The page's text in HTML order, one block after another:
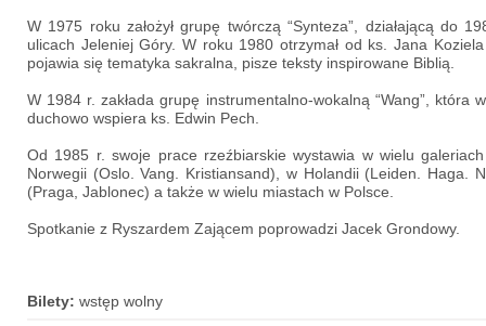
W 1975 roku założył grupę twórczą “Synteza”, działającą do
ulicach Jeleniej Góry. W roku 1980 otrzymał od ks. Jana
pojawia się tematyka sakralna, pisze teksty inspirowane Biblią.
W 1984 r. zakłada grupę instrumentalno-wokalną “Wang”,
duchowo wspiera ks. Edwin Pech.
Od 1985 r. swoje prace rzeźbiarskie wystawia w wielu
Norwegii (Oslo. Vang. Kristiansand), w Holandii (Leiden. Haga.
(Praga, Jablonec) a także w wielu miastach w Polsce.
Spotkanie z Ryszardem Zającem poprowadzi Jacek Grondowy.
Bilety: wstęp wolny